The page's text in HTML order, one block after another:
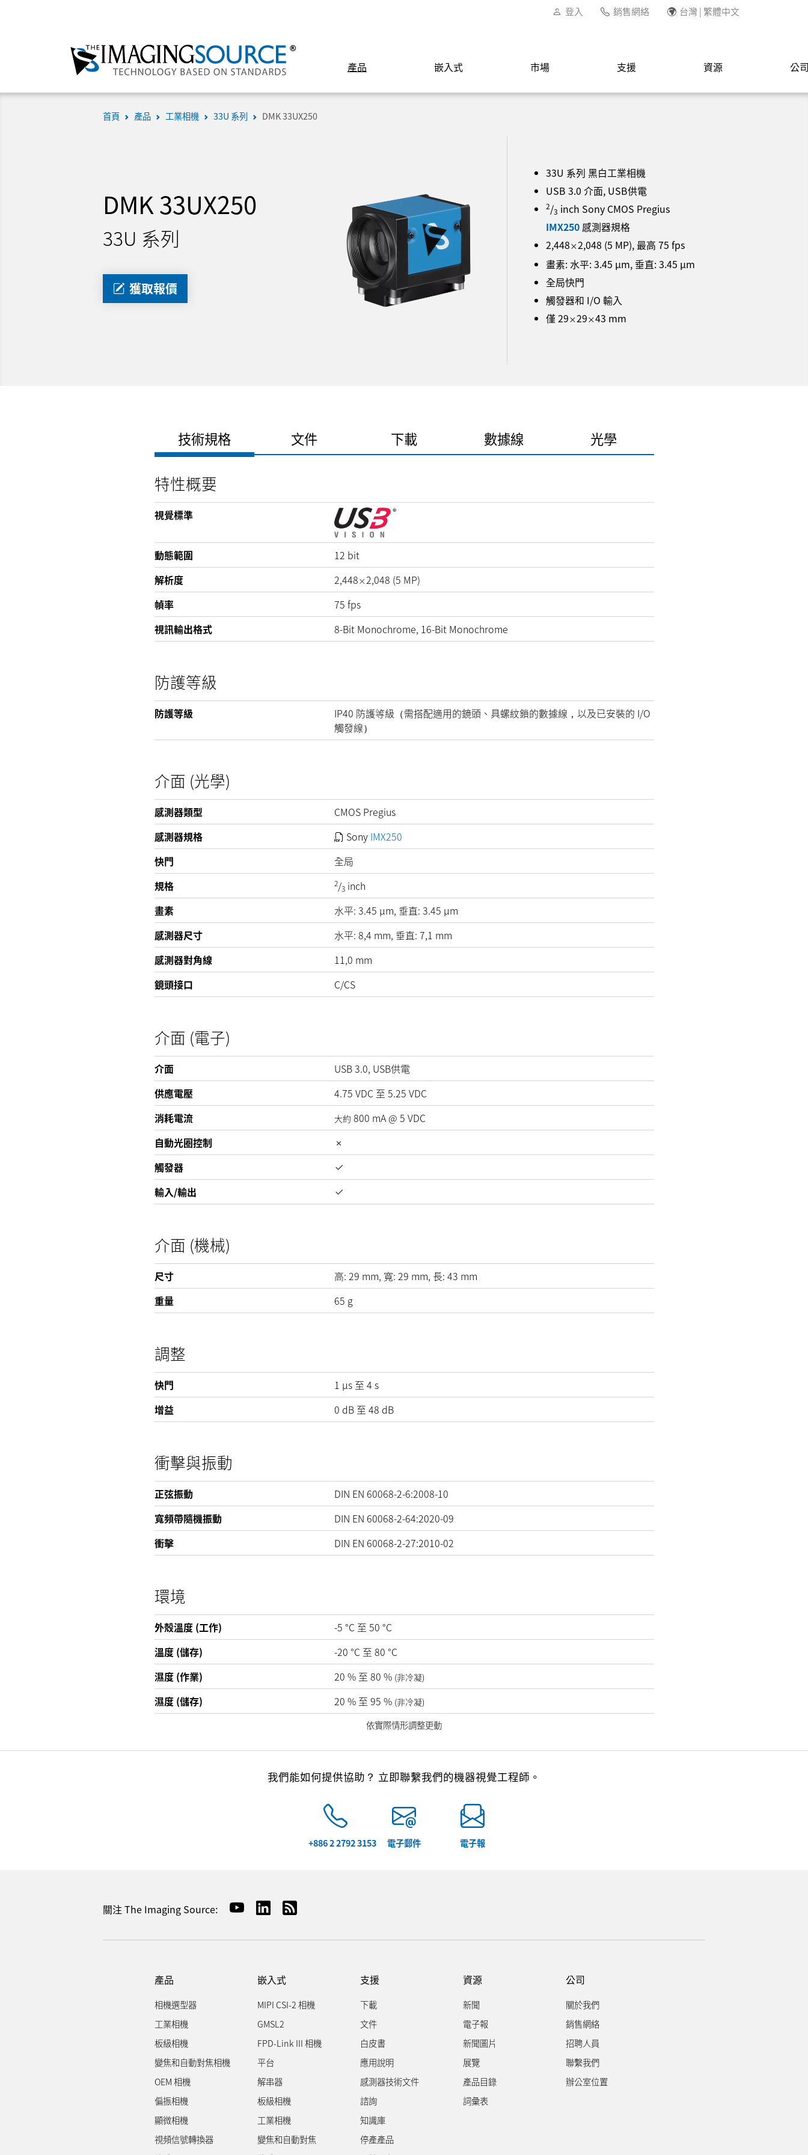
登入 銷售網絡 台灣 | 繁體中文
產品 嵌入式 市場 支援 資源 公
首頁 產品 工業相機 33U 系列 DMK 33UX250
DMK 33UX250
33U 系列
獲取報價
33U 系列 黑白工業相機
USB 3.0 介面, USB供電
2/3 inch Sony CMOS Pregius
IMX250 感測器規格
2,448×2,048 (5 MP), 最高 75 fps
畫素: 水平:3.45 µm, 垂直:3.45 µm
全局快門
觸發器和 I/O 輸入
僅 29×29×43 mm
技術規格 文件 下載 數據線 光學
特性概要
視覺標準
動態範圍 12 bit
解析度
2,448×2,048 (5 MP)
幀率
75 fps
視訊輸出格式
8-Bit Monochrome, 16-Bit Monochrome
防護等級
防護等級
IP40 防護等級（需搭配適用的鏡頭、具螺紋鎖的數據線，以及已安裝的 I/O
觸發線）
介面 (光學)
感測器類型
CMOS Pregius
感測器規格
Sony IMX250
快門
全局
規格
2/3inch
畫素
水平: 3.45 µm, 垂直: 3.45 µm
感測器尺寸
水平: 8,4 mm, 垂直: 7,1 mm
感測器對角線
11,0 mm
鏡頭接口
C/CS
介面 (電子)
介面
USB 3.0, USB供電
供應電壓
4.75 VDC至 5.25 VDC
消耗電流
大約 800 mA@ 5 VDC
自動光圈控制
觸發器
輸入/輸出
介面 (機械)
尺寸 高: 29 mm, 寬: 29 mm, 長: 43 mm
重量
65 g
調整
快門
1 µs 至 4 s
增益
0 dB至 48 dB
衝擊與振動
正弦振動
DIN EN 60068-2-6:2008-10
寬頻帶隨機振動
DIN EN 60068-2-64:2020-09
衝擊
DIN EN 60068-2-27:2010-02
環境
外殼溫度 (工作) -5 °C至 50 °C
溫度 (儲存)
-20 °C至 80 °C
濕度 (作業)
20 %至 80 % (非冷凝)
濕度 (儲存) 20 %至 95 % (非冷凝)
依實際情形調整更動
我們能如何提供協助？ 立即聯繫我們的機器視覺工程師。
+886 2 2792 3153 電子郵件 電子報
關注 The Imaging Source:
產品
相機選型器
工業相機
板級相機
變焦和自動對焦相機
OEM 相機
偏振相機
顯微相機
視頻信號轉換器
嵌入式
MIPI CSI-2 相機
GMSL2
FPD-Link III 相機
平台
解串器
板級相機
工業相機
變焦和自動對焦
支援
下載
文件
白皮書
應用說明
感測器技術文件
諮詢
知識庫
停產產品
資源
新聞
電子報
新聞圖片
展覽
產品目錄
詞彙表
公司
關於我們
銷售網絡
招聘人員
聯繫我們
辦公室位置